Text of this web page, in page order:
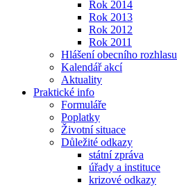
Rok 2014
Rok 2013
Rok 2012
Rok 2011
Hlášení obecního rozhlasu
Kalendář akcí
Aktuality
Praktické info
Formuláře
Poplatky
Životní situace
Důležité odkazy
státní zpráva
úřady a instituce
krizové odkazy